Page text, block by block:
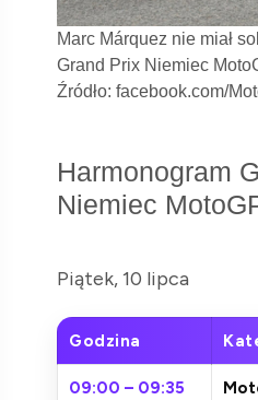
Marc Márquez nie miał
Grand Prix Niemiec
Źródło: facebook.com/
Harmonogram
Niemiec
Piątek, 10 lipca
Godzina
09:00 – 09:35